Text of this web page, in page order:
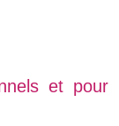
et pour